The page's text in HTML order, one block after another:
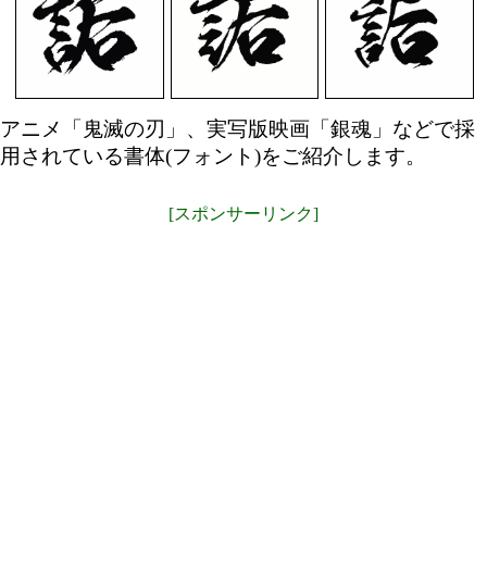
アニメ「鬼滅の刃」、実写版映画「銀魂」などで採
用されている書体(フォント)をご紹介します。
[スポンサーリンク]